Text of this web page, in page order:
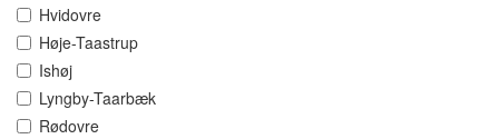
Hvidovre
Høje-Taastrup
Ishøj
Lyngby-Taarbæk
Rødovre